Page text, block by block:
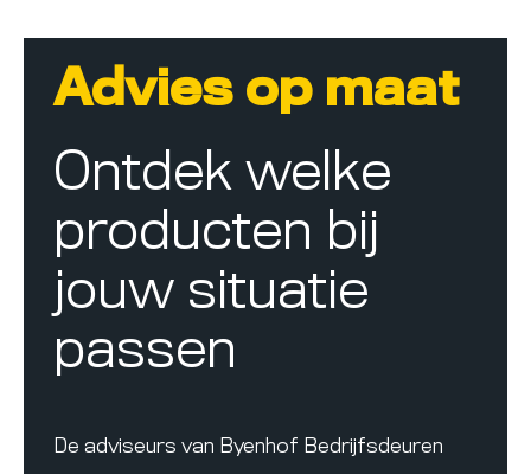
Advies op maat
Ontdek welke
producten bij
jouw situatie
passen
De adviseurs van Byenhof Bedrijfsdeuren